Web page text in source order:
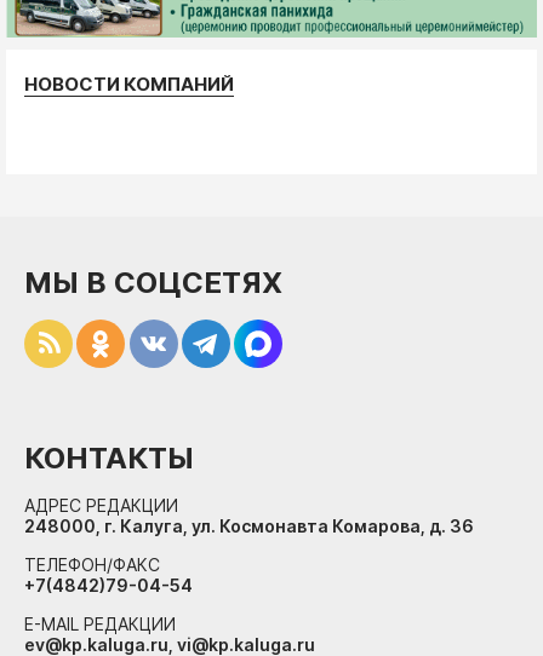
НОВОСТИ КОМПАНИЙ
МЫ В СОЦСЕТЯХ
КОНТАКТЫ
АДРЕС РЕДАКЦИИ
248000, г. Калуга, ул. Космонавта Комарова, д. 36
ТЕЛЕФОН/ФАКС
+7(4842)79-04-54
E-MAIL РЕДАКЦИИ
ev@kp.kaluga.ru, vi@kp.kaluga.ru